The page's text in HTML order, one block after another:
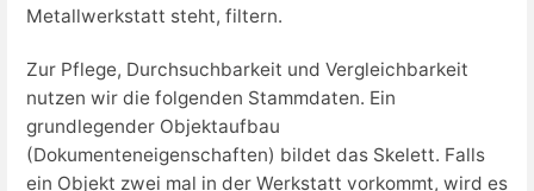
Metallwerkstatt steht, filtern.
Zur Pflege, Durchsuchbarkeit und Vergleichbarkeit
nutzen wir die folgenden Stammdaten. Ein
grundlegender Objektaufbau
(Dokumenteneigenschaften) bildet das Skelett. Falls
ein Objekt zwei mal in der Werkstatt vorkommt, wird es